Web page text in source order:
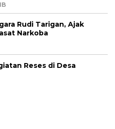
Rudi Tarigan, Ajak
Narkoba
Reses di Desa